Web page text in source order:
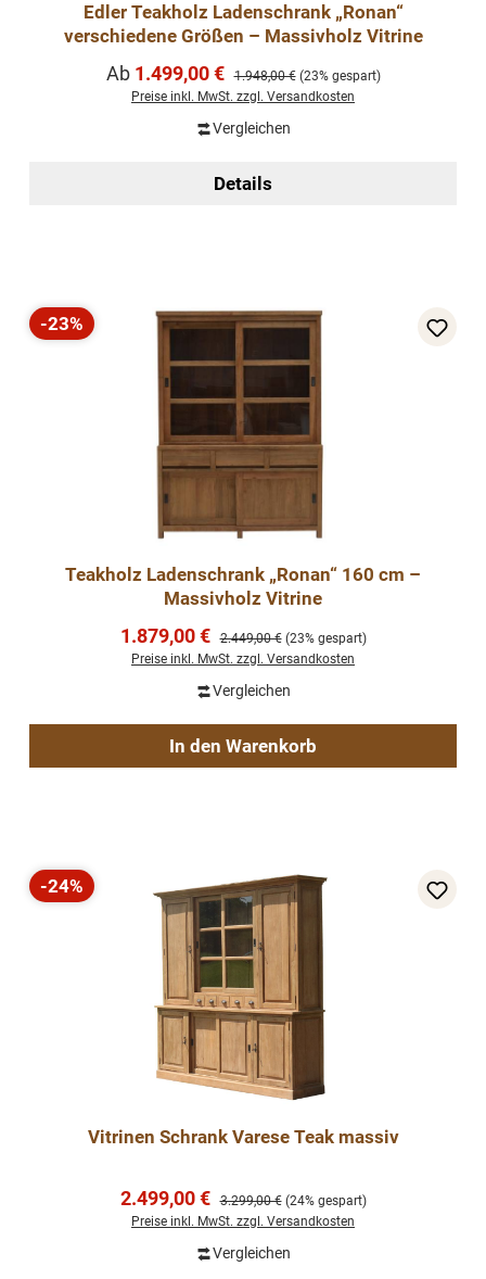
Edler Teakholz Ladenschrank „Ronan“
verschiedene Größen – Massivholz Vitrine
Verkaufspreis:
Ab 1.499,00 € Regulärer Preis:
1.948,00 € (23% gespart)
Preise inkl. MwSt. zzgl. Versandkosten
Vergleichen
Details
Rabatt
-23%
Teakholz Ladenschrank „Ronan“ 160 cm –
Massivholz Vitrine
Verkaufspreis:
1.879,00 € Regulärer Preis:
2.449,00 € (23% gespart)
Preise inkl. MwSt. zzgl. Versandkosten
Vergleichen
In den Warenkorb
Rabatt
-24%
Vitrinen Schrank Varese Teak massiv
Verkaufspreis:
2.499,00 € Regulärer Preis:
3.299,00 € (24% gespart)
Preise inkl. MwSt. zzgl. Versandkosten
Vergleichen